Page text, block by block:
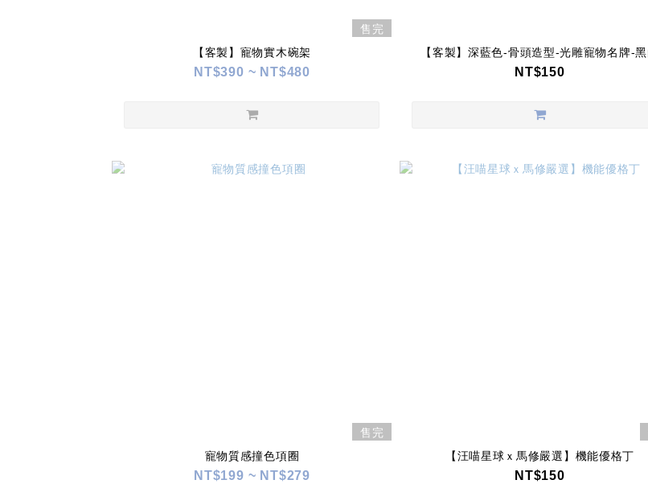
售完
【客製】寵物實木碗架
NT$390 ~ NT$480
【客製】深藍色-骨頭造型-光雕寵物名牌-黑
NT$150
售完
寵物質感撞色項圈
NT$199 ~ NT$279
【汪喵星球ｘ馬修嚴選】機能優格丁
NT$150